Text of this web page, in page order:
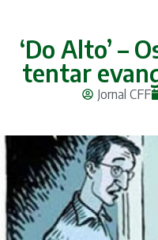
‘Do Alto’ –
tentar
Jornal CFF